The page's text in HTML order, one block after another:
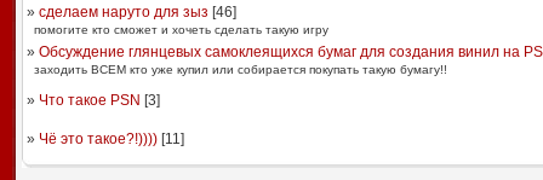
» сделаем наруто для зыз [46]
помогите кто сможет и хочеть сделать такую игру
» Обсуждение глянцевых самоклеящихся бумаг для создания винил на
заходить ВСЕМ кто уже купил или собирается покупать такую бумагу!!
» Что такое PSN [3]
» Чё это такое?!))))[11]